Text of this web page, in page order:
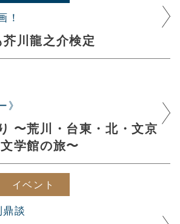
！
川龍之介検定
》
〜荒川・台東・北・文京
学館の旅〜
イベント
談